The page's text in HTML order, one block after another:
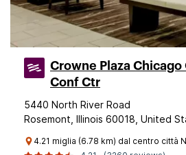
Crowne Plaza
Conf Ctr
5440 North River Road
Rosemont, Illinois 60018, United
4.21 miglia (6.78 km) dal centro città